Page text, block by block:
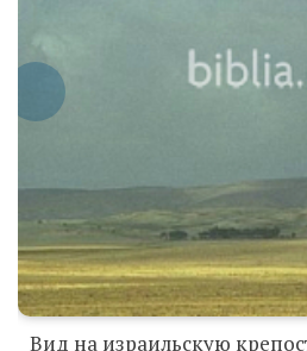
Мертвое Море
- Беэр-Шева
Вид на израильскую